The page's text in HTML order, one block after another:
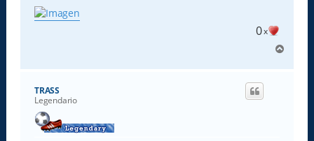
e
0x
r
TRASS
Legendario